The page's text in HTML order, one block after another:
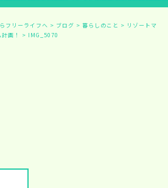
フリーライフへ > ブログ > 暮らしのこと > リゾートマ
画！
> IMG_5070